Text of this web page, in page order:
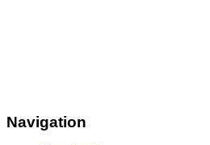
Navigation